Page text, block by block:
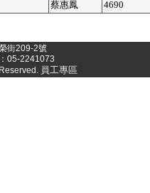
蔡惠鳳 4690
街209-2號
05-2241073
員工專區